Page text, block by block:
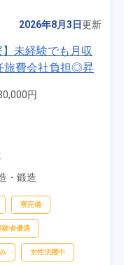
2026年8月3日更新
】未経験でも月収
旅費会社負担◎昇
自動車製造の各
円
円
・鍛造
寮完備
験者優遇
女性活躍中